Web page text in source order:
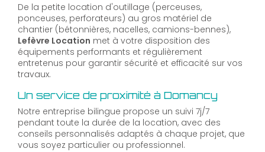
De la petite location d'outillage (perceuses,
ponceuses, perforateurs) au gros matériel de
chantier (bétonnières, nacelles, camions-bennes),
Lefèvre Location met à votre disposition des
équipements performants et régulièrement
entretenus pour garantir sécurité et efficacité sur vos
travaux.
Un service de proximité à Domancy
Notre entreprise bilingue propose un suivi 7j/7
pendant toute la durée de la location, avec des
conseils personnalisés adaptés à chaque projet, que
vous soyez particulier ou professionnel.